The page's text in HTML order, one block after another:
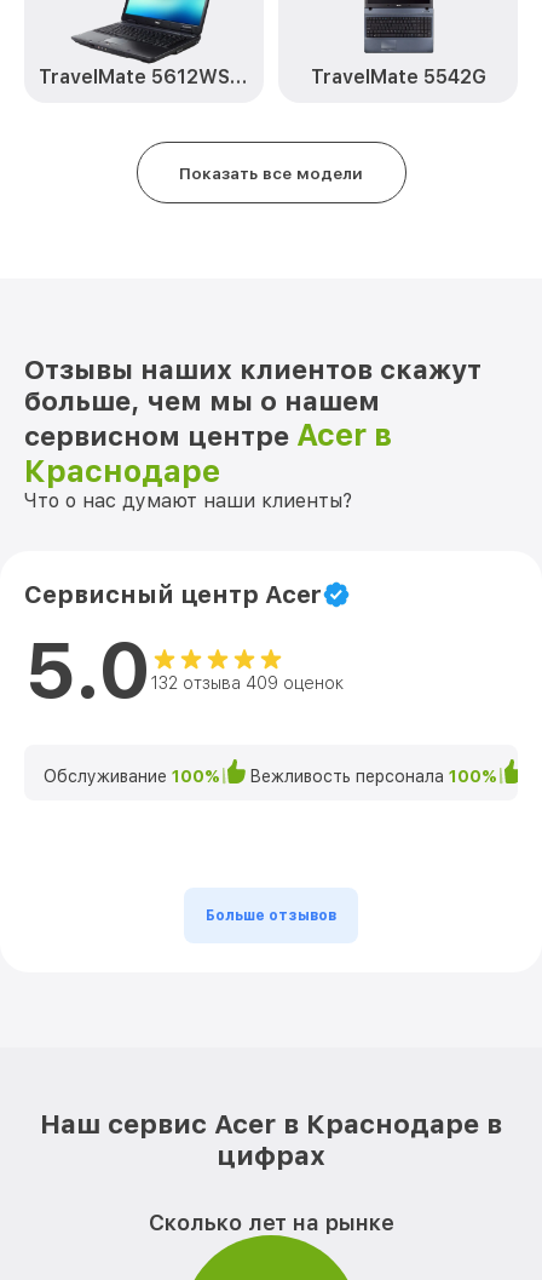
3634WLMi Acer
от 350₽
Замена северного моста Aspire
3634WLMi Acer
от 1800₽
Ремонт SD/DVD-Rom Aspire 3634WLMi
TravelMate 5612WSMi TravelMate 5542G
Показать все модели
Отзывы наших клиентов скажут
больше, чем мы о нашем
сервисном центре Acer в
Краснодаре
Что о нас думают наши клиенты?
Сервисный центр Acer
5.0 132 отзыва 409 оценок
Обслуживание 100% Вежливость персонала 100%
Больше отзывов
Наш сервис Acer в Краснодаре в
цифрах
Сколько лет на рынке